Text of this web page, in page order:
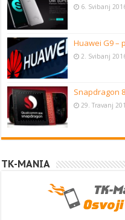
6. Svibanj
Huawei G9 –
2. Svibanj
Snapdragon
29. Travanj
TK-MANIA